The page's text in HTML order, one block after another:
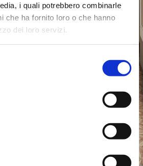
i quali potrebbero combinarle
che ha fornito loro o che hanno
dei loro servizi.